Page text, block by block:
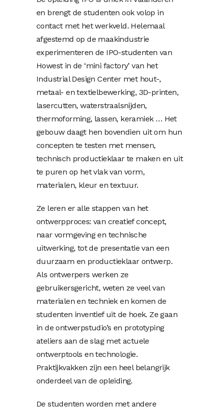
en brengt de studenten ook volop in
contact met het werkveld. Helemaal
afgestemd op de maakindustrie
experimenteren de IPO-studenten van
Howest in de ‘mini factory’ van het
Industrial Design Center met hout-,
metaal- en textielbewerking, 3D-printen,
lasercutten, waterstraalsnijden,
thermoforming, lassen, keramiek … Het
gebouw daagt hen bovendien uit om hun
concepten te testen met mensen,
technisch productieklaar te maken en uit
te puren op het vlak van vorm,
materialen, kleur en textuur.
Ze leren er alle stappen van het
ontwerpproces: van creatief concept,
naar vormgeving en technische
uitwerking, tot de presentatie van een
duurzaam en productieklaar ontwerp.
Als ontwerpers werken ze
gebruikersgericht, weten ze veel van
materialen en techniek en komen de
studenten inventief uit de hoek. Ze gaan
in de ontwerpstudio’s en prototyping
ateliers aan de slag met actuele
ontwerptools en technologie.
Praktijkvakken zijn een heel belangrijk
onderdeel van de opleiding.
De studenten worden met andere